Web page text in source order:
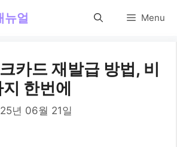
뉴얼 Menu
카드 재발급 방법, 비
한번에
년 06월 21일